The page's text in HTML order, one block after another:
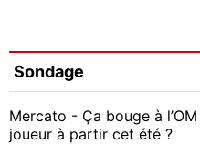
Sondage
Mercato - Ça bouge à
joueur à partir cet été ?